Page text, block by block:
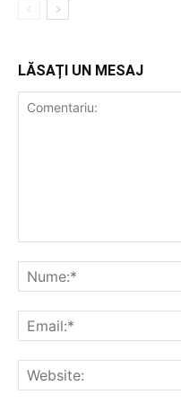
LĂSAȚI UN MESAJ